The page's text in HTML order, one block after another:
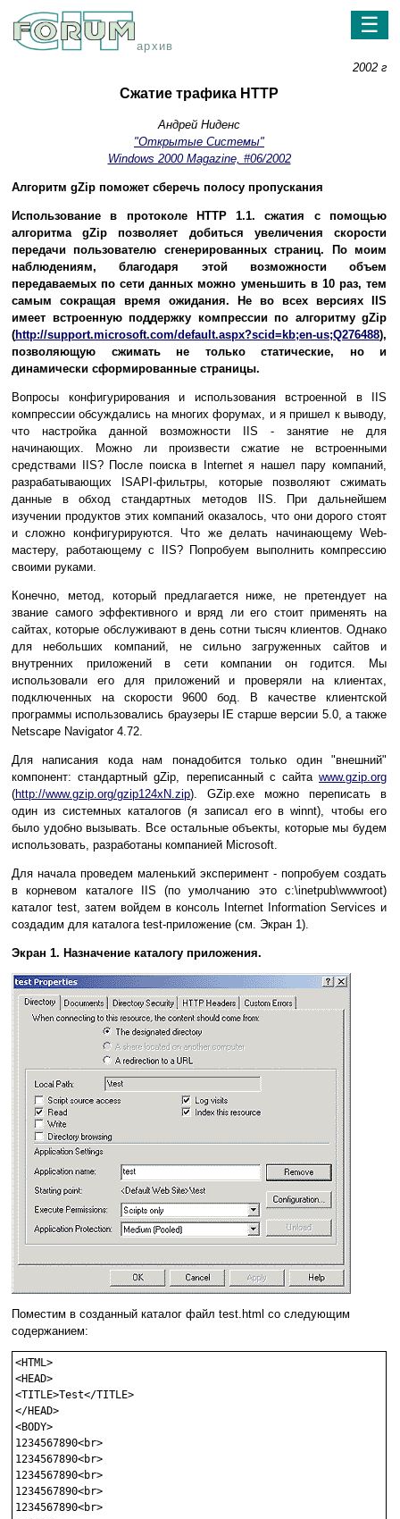
архив
☰
2002 г
Сжатие трафика HTTP
Андрей Ниденс
"Открытые Системы"
Windows 2000 Magazine, #06/2002
Алгоритм gZip поможет сберечь полосу пропускания
Использование в протоколе НТТР 1.1. сжатия с помощью
алгоритма gZip позволяет добиться увеличения скорости
передачи пользователю сгенерированных страниц. По моим
наблюдениям, благодаря этой возможности объем
передаваемых по сети данных можно уменьшить в 10 раз, тем
самым сокращая время ожидания. Не во всех версиях IIS
имеет встроенную поддержку компрессии по алгоритму gZip
(http://support.microsoft.com/default.aspx?scid=kb;en-us;Q276488),
позволяющую сжимать не только статические, но и
динамически сформированные страницы.
Вопросы конфигурирования и использования встроенной в IIS
компрессии обсуждались на многих форумах, и я пришел к выводу,
что настройка данной возможности IIS - занятие не для
начинающих. Можно ли произвести сжатие не встроенными
средствами IIS? После поиска в Internet я нашел пару компаний,
разрабатывающих ISAPI-фильтры, которые позволяют сжимать
данные в обход стандартных методов IIS. При дальнейшем
изучении продуктов этих компаний оказалось, что они дорого стоят
и сложно конфигурируются. Что же делать начинающему Web-
мастеру, работающему с IIS? Попробуем выполнить компрессию
своими руками.
Конечно, метод, который предлагается ниже, не претендует на
звание самого эффективного и вряд ли его стоит применять на
сайтах, которые обслуживают в день сотни тысяч клиентов. Однако
для небольших компаний, не сильно загруженных сайтов и
внутренних приложений в сети компании он годится. Мы
использовали его для приложений и проверяли на клиентах,
подключенных на скорости 9600 бод. В качестве клиентской
программы использовались браузеры IE старше версии 5.0, а также
Netscape Navigator 4.72.
Для написания кода нам понадобится только один "внешний"
компонент: стандартный gZip, переписанный с сайта www.gzip.org
(http://www.gzip.org/gzip124xN.zip). GZip.exe можно переписать в
один из системных каталогов (я записал его в winnt), чтобы его
было удобно вызывать. Все остальные объекты, которые мы будем
использовать, разработаны компанией Microsoft.
Для начала проведем маленький эксперимент - попробуем создать
в корневом каталоге IIS (по умолчанию это c:\inetpub\wwwroot)
каталог test, затем войдем в консоль Internet Information Services и
создадим для каталога test-приложение (см. Экран 1).
Экран 1. Назначение каталогу приложения.
Поместим в созданный каталог файл test.html со следующим
содержанием:
<HTML>
<HEAD>
<TITLE>Test</TITLE>
</HEAD>
<BODY>
1234567890<br>
1234567890<br>
1234567890<br>
1234567890<br>
1234567890<br>